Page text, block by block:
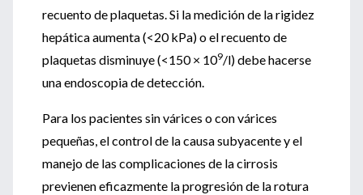
recuento de plaquetas. Si la medición de la rigidez
hepática aumenta (<20 kPa) o el recuento de
plaquetas disminuye (<150 × 109/l) debe hacerse
una endoscopia de detección.
Para los pacientes sin várices o con várices
pequeñas, el control de la causa subyacente y el
manejo de las complicaciones de la cirrosis
previenen eficazmente la progresión de la rotura